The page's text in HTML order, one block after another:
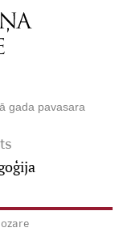
gada pavasara